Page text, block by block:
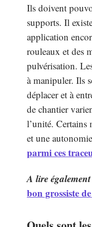
Ils doivent
supports. Il
application
rouleaux et des
pulvérisation.
à manipuler. Ils
déplacer et à
de chantier
l’unité. Certains
et une
parmi ces
A lire
bon grossiste